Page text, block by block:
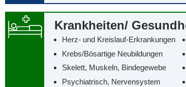
Krankheiten/‌
Herz- und Kreislauf-Erkrankungen
Krebs/‌Bösartige Neubildungen
Skelett, Muskeln, Bindegewebe
Psychiatrisch, Nervensystem